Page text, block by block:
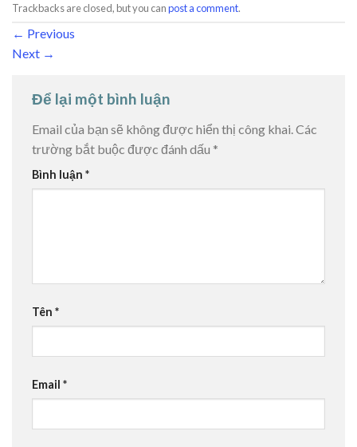
Trackbacks are closed, but you canpost a comment.
← Previous
Next →
Để lại một bình luận
Email của bạn sẽ không được hiển thị công khai.Các
trường bắt buộc được đánh dấu *
Bình luận *
Tên *
Email *